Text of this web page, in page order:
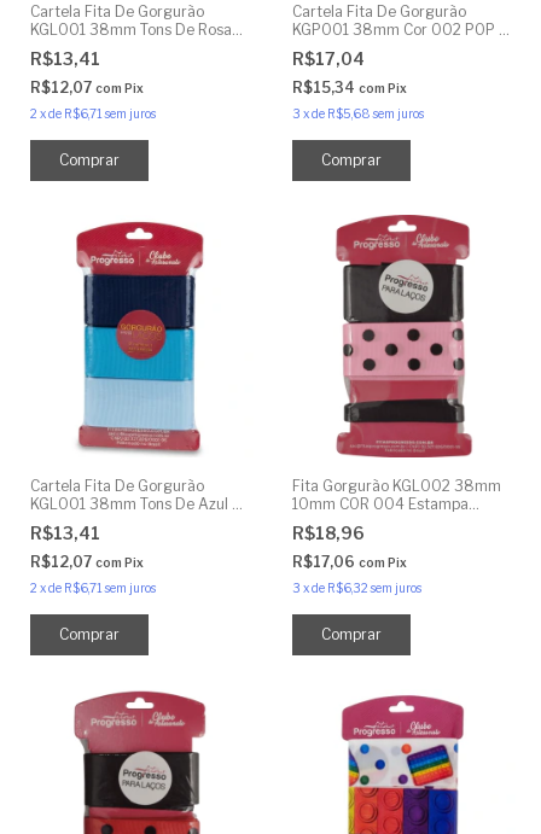
Cartela Fita De Gorgurão
KGL001 38mm Tons De Rosas
2 | 9 Metros
R$13,41
R$12,07 com Pix
2 xde R$6,71 sem juros
Cartela Fita De Gorgurão
KGP001 38mm Cor 002 POP IT
Candy Colors 9 Metros
R$17,04
R$15,34 com Pix
3 xde R$5,68 sem juros
Cartela Fita De Gorgurão
KGL001 38mm Tons De Azul 9
Metros
R$13,41
R$12,07 com Pix
2 xde R$6,71sem juros
Fita Gorgurão KGL002 38mm
10mm COR 004 Estampa
Veludo Poá 9 Metros
R$18,96
R$17,06 com Pix
3 xde R$6,32 sem juros